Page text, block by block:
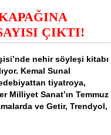
ÇIKTI!
nehir söyleşi kitabı
Kemal Sunal
tiyatroya,
Milliyet Sanat’ın Temmuz
ve Getir, Trendyol,